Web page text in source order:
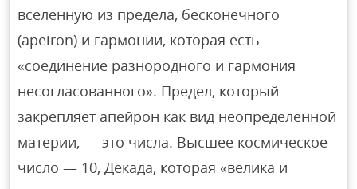
вселенную из предела, бесконечного
(apeiron) и гармонии, которая есть
«соединение разнородного и гармония
несогласованного». Предел, который
закрепляет апейрон как вид неопределенной
материи, — это числа. Высшее космическое
число — 10, Декада, которая «велика и